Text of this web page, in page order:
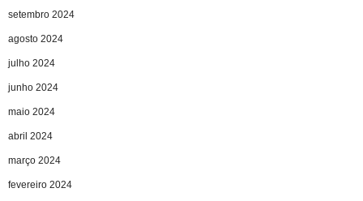
setembro 2024
agosto 2024
julho 2024
junho 2024
maio 2024
abril 2024
março 2024
fevereiro 2024